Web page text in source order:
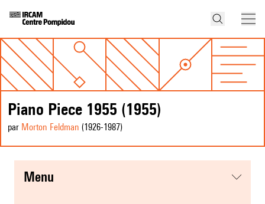
Piano Piece 1955 (1955)
par Morton Feldman (1926-1987)
menu